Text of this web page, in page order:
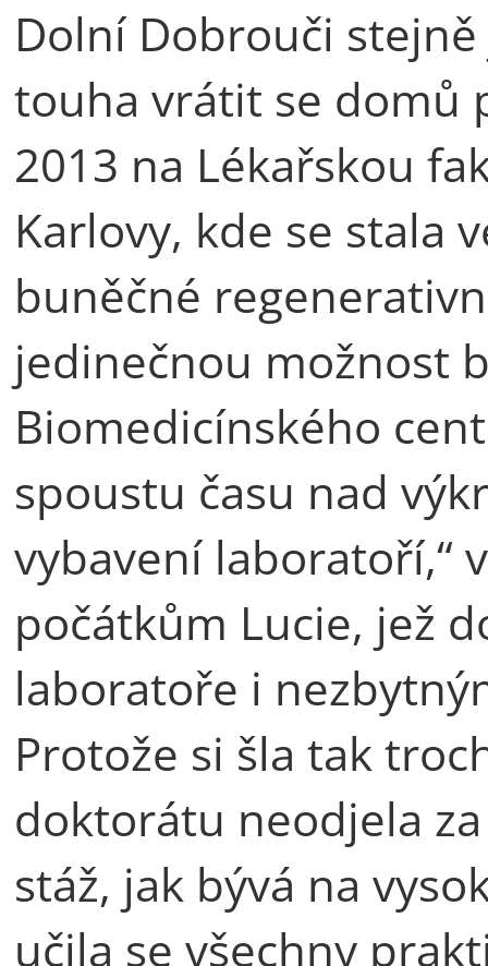
Dolní Dobrouči
touha vrátit se domů
2013 na Lékařskou
Karlovy, kde se stala
buněčné
jedinečnou možnost
Biomedicínského
spoustu času nad
vybavení laboratoří,“
počátkům Lucie, jež
laboratoře i
Protože si šla tak
doktorátu neodjela
stáž, jak bývá na
učila se všechny